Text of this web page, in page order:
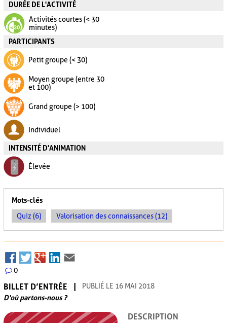
DURÉE DE L'ACTIVITÉ
Activités courtes (< 30
minutes)
PARTICIPANTS
Petit groupe (< 30)
Moyen groupe (entre 30
et 100)
Grand groupe (> 100)
Individuel
INTENSITÉ D'ANIMATION
Élevée
Mots-clés
Quiz (6)
Valorisation des connaissances (12)
0
BILLET D’ENTRÉE
PUBLIÉ LE 16 MAI 2018
D'où partons-nous ?
DESCRIPTION